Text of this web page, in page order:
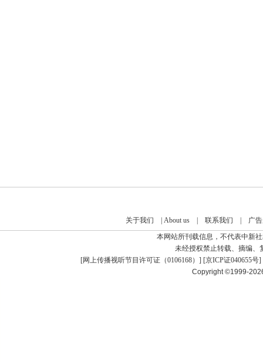
关于我们 About us| 联系我们
广
本网站所刊载信息，不代表中新
未经授权禁止转载、摘编、
[网上传播视听节目许可证（0106168） ] [京ICP证040655号]
Copyright ©1999-